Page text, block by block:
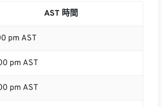
AST 時間
pm AST
pm AST
pm AST